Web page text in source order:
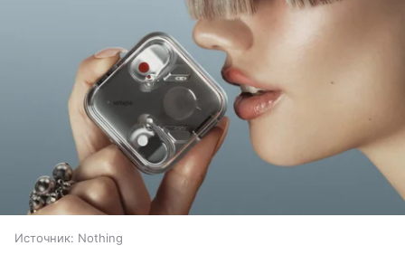
Источник: Nothing